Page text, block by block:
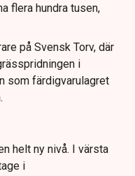
flera hundra tusen,
på Svensk Torv, där
i
som färdigvarulagret
helt ny nivå. I värsta
i